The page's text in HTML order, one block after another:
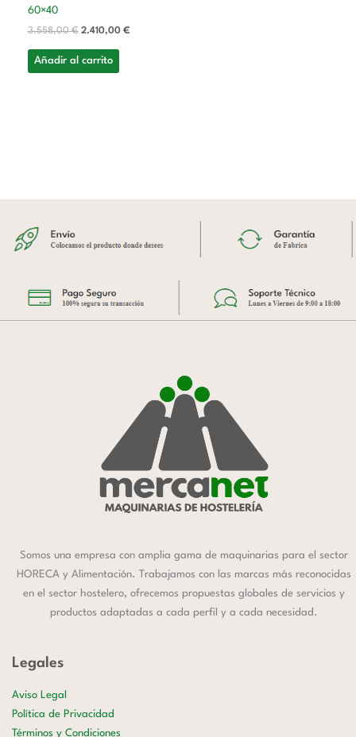
60×40
3.558,00€ 2.410,00 €
Añadir al carrito
Somos una empresa con amplia gama de maquinarias para el sector
HORECA y Alimentación. Trabajamos con las marcas más reconocidas
en el sector hostelero, ofrecemos propuestas globales de servicios y
productos adaptadas a cada perfil y a cada necesidad.
Legales
Aviso Legal
Política de Privacidad
Términos y Condiciones